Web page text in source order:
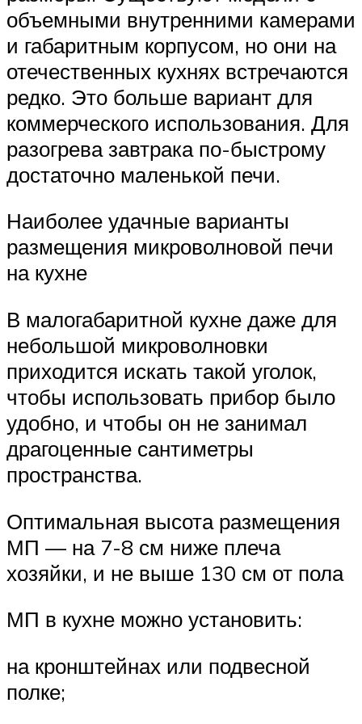
объемными внутренними камерами
и габаритным корпусом, но они на
отечественных кухнях встречаются
редко. Это больше вариант для
коммерческого использования. Для
разогрева завтрака по-быстрому
достаточно маленькой печи.
Наиболее удачные варианты
размещения микроволновой печи
на кухне
В малогабаритной кухне даже для
небольшой микроволновки
приходится искать такой уголок,
чтобы использовать прибор было
удобно, и чтобы он не занимал
драгоценные сантиметры
пространства.
Оптимальная высота размещения
МП — на 7-8 см ниже плеча
хозяйки, и не выше 130 см от пола
МП в кухне можно установить:
на кронштейнах или подвесной
полке;